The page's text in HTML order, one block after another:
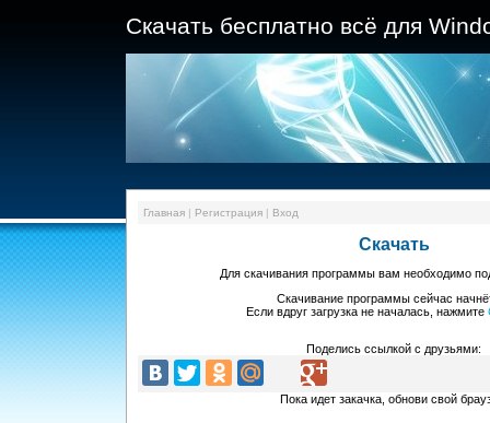
Скачать бесплатно всё для
Главная| Регистрация| Вход
Скачать
Для скачивания программы вам необходимо
Скачивание программы сейчас
Если вдруг загрузка не началась, нажмите
Поделись ссылкой с друзьями:
Пока идет закачка, обнови свой